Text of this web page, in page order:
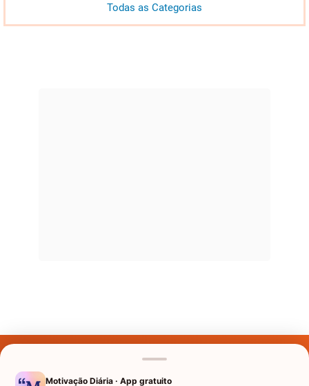
Todas as Categorias
Nomes pelo Mundo
Motivação Diária · App gratuito